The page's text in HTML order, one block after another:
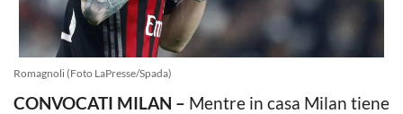
Romagnoli (Foto LaPresse/Spada)
CONVOCATI MILAN – Mentre in casa Milan tiene